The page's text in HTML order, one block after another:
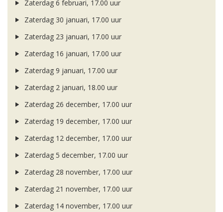
Zaterdag 6 februari, 17.00 uur
Zaterdag 30 januari, 17.00 uur
Zaterdag 23 januari, 17.00 uur
Zaterdag 16 januari, 17.00 uur
Zaterdag 9 januari, 17.00 uur
Zaterdag 2 januari, 18.00 uur
Zaterdag 26 december, 17.00 uur
Zaterdag 19 december, 17.00 uur
Zaterdag 12 december, 17.00 uur
Zaterdag 5 december, 17.00 uur
Zaterdag 28 november, 17.00 uur
Zaterdag 21 november, 17.00 uur
Zaterdag 14 november, 17.00 uur